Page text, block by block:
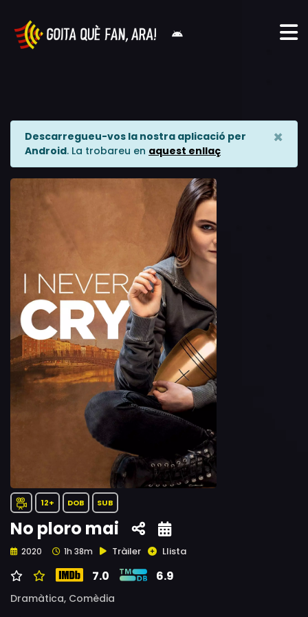
Descarregueu-vos la nostra aplicació per
Android. La trobareu en aquest enllaç
×
12+ DOB SUB
No ploro mai
2020 1h 38m Tràiler Llista
7.0 6.9
Dramàtica, Comèdia